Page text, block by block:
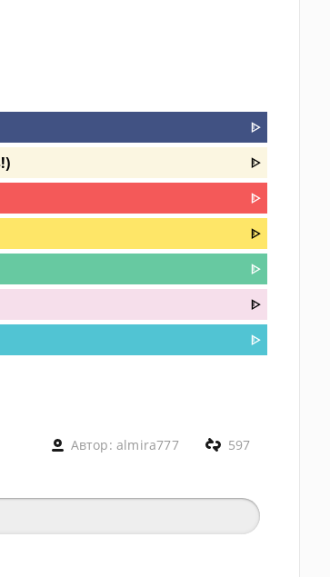
ᐈ
ᐈ
ᐈ
ᐈ
ᐈ
ᐈ
ᐈ
Автор:almira777 597